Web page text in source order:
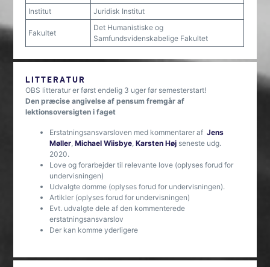
Institut
Juridisk Institut
Fakultet
Det Humanistiske og
Samfundsvidenskabelige Fakultet
LITTERATUR
OBS litteratur er først endelig 3 uger før semesterstart!
Den præcise angivelse af pensum fremgår af
lektionsoversigten i faget
Erstatningsansvarsloven med kommentarer afJens
Møller,Michael Wiisbye,Karsten Høj seneste udg.
2020.
Love og forarbejder til relevante love (oplyses forud for
undervisningen)
Udvalgte domme (oplyses forud for undervisningen).
Artikler (oplyses forud for undervisningen)
Evt. udvalgte dele af den kommenterede
erstatningsansvarslov
Der kan komme yderligere